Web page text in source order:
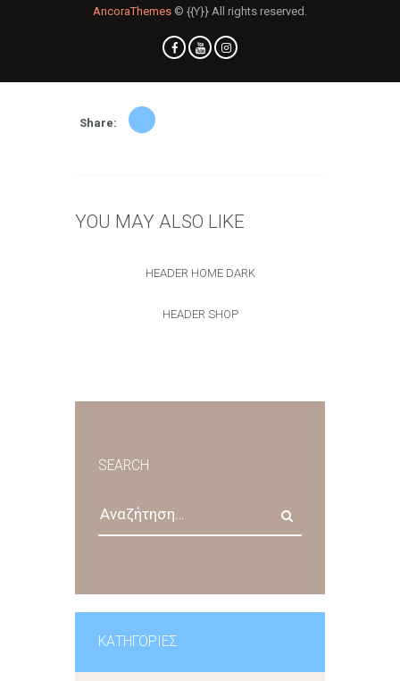
AncoraThemes © {{Y}} All rights reserved.
Share:
YOU MAY ALSO LIKE
HEADER HOME DARK
HEADER SHOP
SEARCH
Αναζήτηση
KΑΤΗΓΟΡΊΕΣ